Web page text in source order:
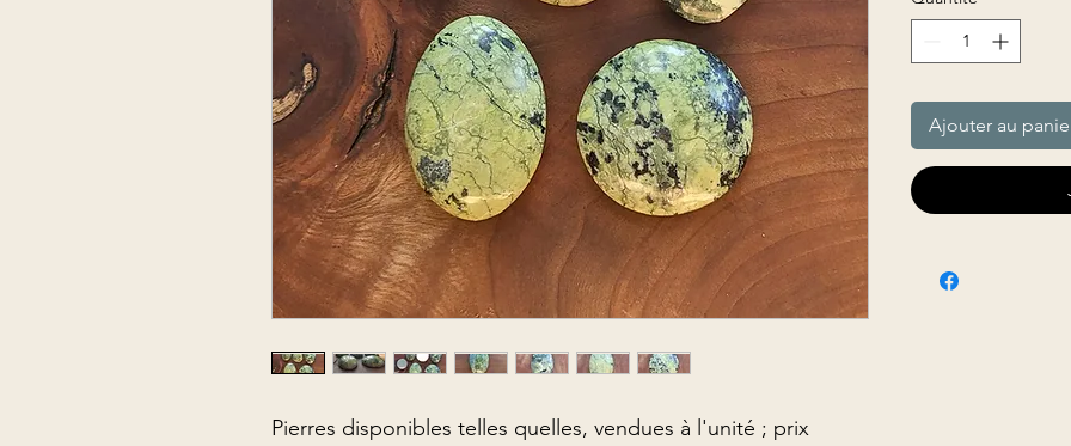
Pierres disponibles telles quelles, vendues à l'unité ; prix
Ajouter au